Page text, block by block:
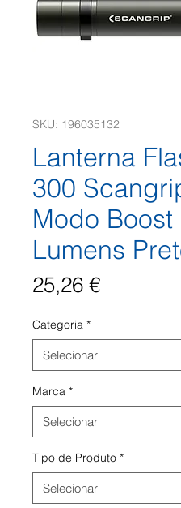
SKU: 196035132
Lanterna
300
Modo Boost
Lumens
25,26 €Preço
Categoria *
Marca *
Tipo de Produto *